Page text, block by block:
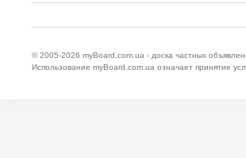
© 2005-2026 myBoard.com.ua - доска частных
Использование myBoard.com.ua означает принятие